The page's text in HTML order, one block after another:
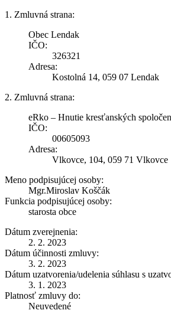
1. Zmluvná strana:
Obec Lendak
IČO:
326321
Adresa:
Kostolná 14, 059 07 Lendak
2. Zmluvná strana:
eRko – Hnutie kresťanských
IČO:
00605093
Adresa:
Vlkovce, 104, 059 71 Vlkovce
Meno podpisujúcej osoby:
Mgr.Miroslav Koščák
Funkcia podpisujúcej osoby:
starosta obce
Dátum zverejnenia:
2. 2. 2023
Dátum účinnosti zmluvy:
3. 2. 2023
Dátum uzatvorenia/udelenia súhlasu s
3. 1. 2023
Platnosť zmluvy do:
Neuvedené